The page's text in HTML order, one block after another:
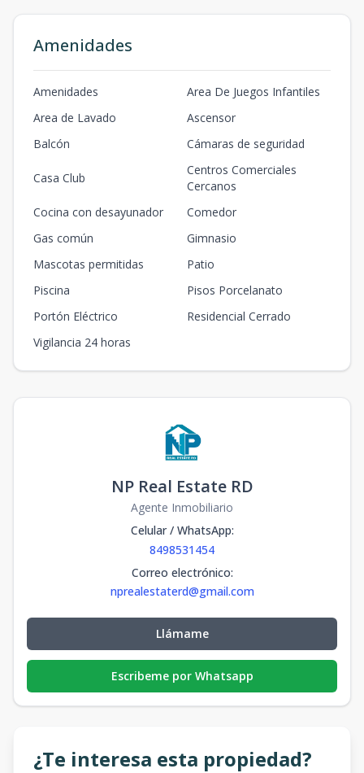
Amenidades
Amenidades
Area De Juegos Infantiles
Area de Lavado
Ascensor
Balcón
Cámaras de seguridad
Casa Club
Centros Comerciales
Cercanos
Cocina con desayunador
Comedor
Gas común
Gimnasio
Mascotas permitidas
Patio
Piscina
Pisos Porcelanato
Portón Eléctrico
Residencial Cerrado
Vigilancia 24 horas
NP Real Estate RD
Agente Inmobiliario
Celular / WhatsApp:
8498531454
Correo electrónico:
nprealestaterd@gmail.com
Llámame
Escribeme por Whatsapp
¿Te interesa esta propiedad?